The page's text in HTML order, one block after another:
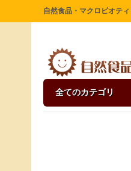
自然食品・マクロビオテ
全てのカテゴリ